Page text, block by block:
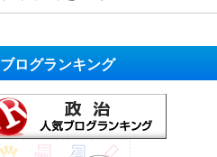
ブログランキング